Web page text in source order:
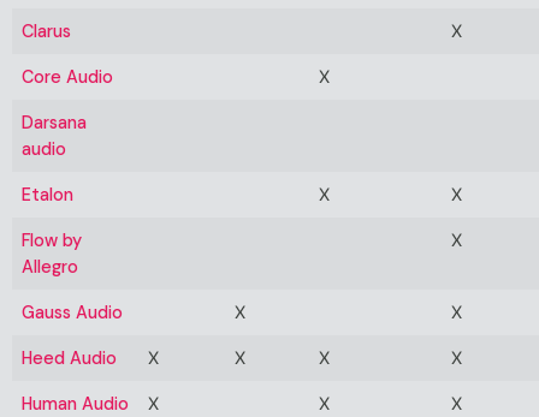
Clarus X
Core Audio X
Darsana
audio
Etalon X X
Flow by
Allegro
X
Gauss Audio X X
Heed Audio X X X X
Human Audio X X X